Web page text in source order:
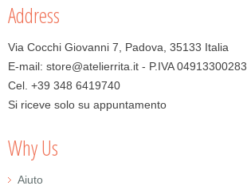
Address
Via Cocchi Giovanni 7, Padova, 35133 Italia
E-mail: store@atelierrita.it - P.IVA 04913300283
Cel. +39 348 6419740
Si riceve solo su appuntamento
Why Us
Aiuto